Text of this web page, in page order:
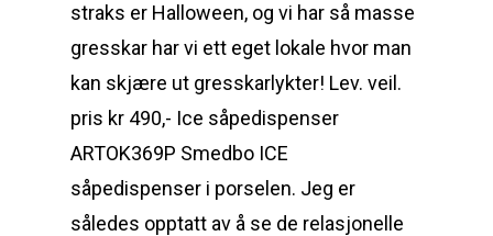
straks er Halloween, og vi har så masse
gresskar har vi ett eget lokale hvor man
kan skjære ut gresskarlykter! Lev. veil.
pris kr 490,- Ice såpedispenser
ARTOK369P Smedbo ICE
såpedispenser i porselen. Jeg er
således opptatt av å se de relasjonelle